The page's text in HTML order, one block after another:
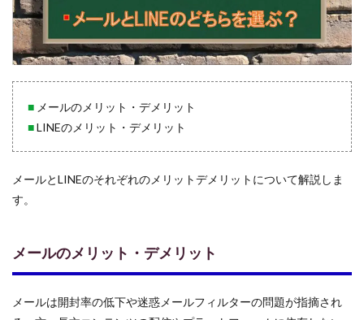
ーメ
ール
の利
換え
注意
メール
ット層
■メールのメリット・デメリット
■LINEのメリット・デメリット
メールとLINEのそれぞれのメリットデメリットについて解説しま
す。
メールのメリット・デメリット
メールは開封率の低下や迷惑メールフィルターの問題が指摘され